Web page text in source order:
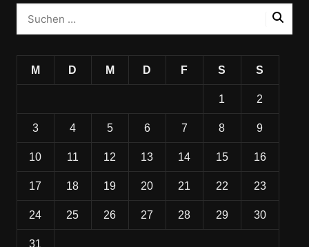
M D M D F S S
1 2
3 4 5 6 7 8 9
10 11 12 13 14 15 16
17 18 19 20 21 22 23
24 25 26 27 28 29 30
31